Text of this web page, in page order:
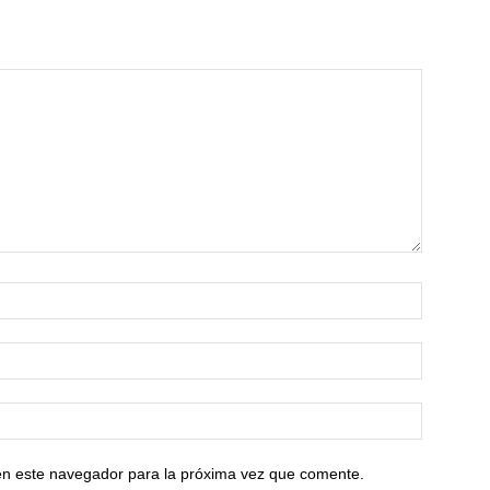
este navegador para la próxima vez que comente.